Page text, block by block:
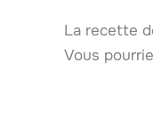
La recette
Vous